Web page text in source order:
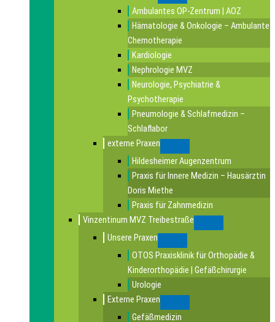
Ambulantes OP-Zentrum | AOZ
Hämatologie & Onkologie – Ambulante
Chemotherapie
Kardiologie
Nephrologie MVZ
Neurologie, Psychiatrie &
Psychotherapie
Pneumologie & Schlafmedizin –
Schlaflabor
externe Praxen
Hildesheimer Augenzentrum
Praxis für Innere Medizin – Hausärztin
Doris Miethe
Praxis für Zahnmedizin
Vinzentinum MVZ Treibestraße
Unsere Praxen
OTOS Praxisklinik für Orthopädie &
Kinderorthopädie | Gefäßchirurgie
Urologie
Externe Praxen
Gefäßmedizin